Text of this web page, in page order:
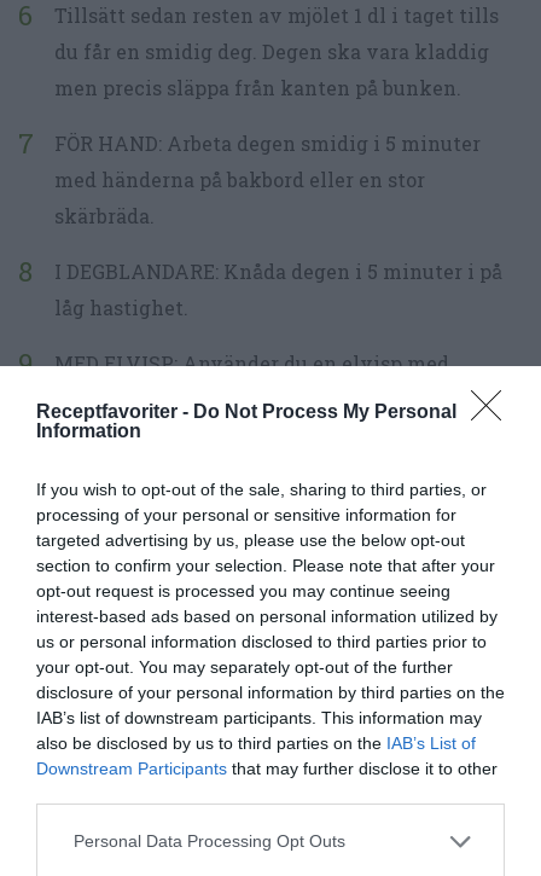
Receptfavoriter - Do Not Process My Personal
Information
If you wish to opt-out of the sale, sharing to third parties, or
processing of your personal or sensitive information for
targeted advertising by us, please use the below opt-out
section to confirm your selection. Please note that after your
opt-out request is processed you may continue seeing
interest-based ads based on personal information utilized by
us or personal information disclosed to third parties prior to
your opt-out. You may separately opt-out of the further
disclosure of your personal information by third parties on the
IAB’s list of downstream participants. This information may
also be disclosed by us to third parties on the IAB’s List of
Downstream Participants that may further disclose it to other
Personal Data Processing Opt Outs
Tillsätt sedan resten av mjölet 1 dl i taget tills
du får en smidig deg. Degen ska vara kladdig
men precis släppa från kanten på bunken.
FÖR HAND: Arbeta degen smidig i 5 minuter
med händerna på bakbord eller en stor
skärbräda.
I DEGBLANDARE: Knåda degen i 5 minuter i på
låg hastighet.
MED ELVISP: Använder du en elvisp med
degkrokar så är ett tips att ta 10 dl mjöl i början
så att degen är lösare och kan bearbetas 1 5
på degkrokarna. Ta upp på mjölat bakbord och
tillsätt sedan resten av mjölet och knåda ihop
för hand samt några minuter.
Jäs degen i 40 minuter eller till dubbel storlek.
Täck över degen med gladplast eller
kökshandduk och ställ i rumsvärme - gärna ett
lite varmare ställe typ vid spisen, över kylen
eller vid element.
Lägg russin med lite vatten i en skål. Häll av